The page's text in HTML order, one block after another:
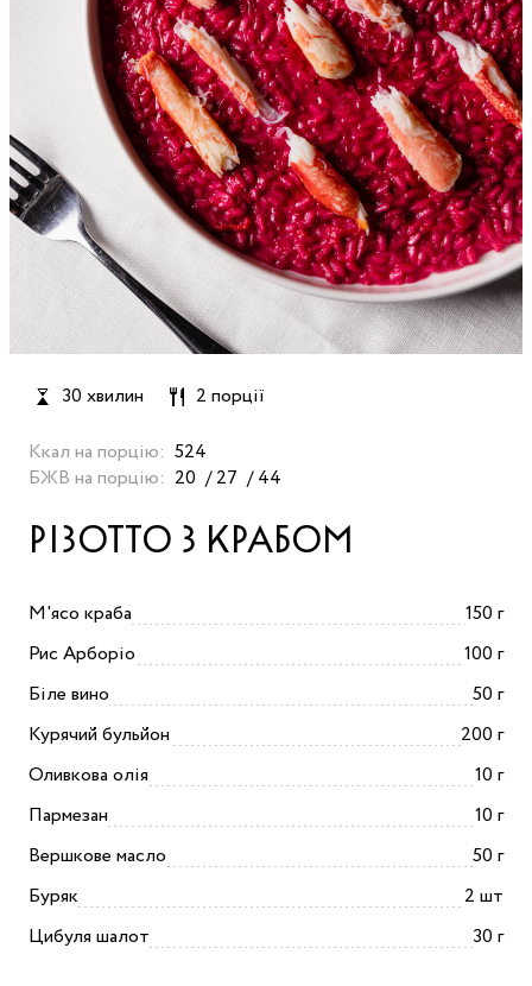
30 хвилин 2 порції
Ккал на порцію: 524
БЖВ на порцію: 20 27 44
РІЗОТТО З КРАБОМ
М'ясо краба
150 г
Рис Арборіо
100 г
Біле вино
50 г
Курячий бульйон
200 г
Оливкова олія
10 г
Пармезан
10 г
Вершкове масло
50 г
Буряк
2 шт
Цибуля шалот
30 г